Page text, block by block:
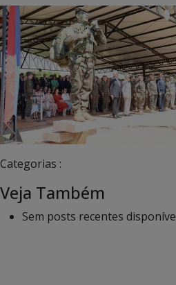
Categorias :
Veja Também
Sem posts recentes